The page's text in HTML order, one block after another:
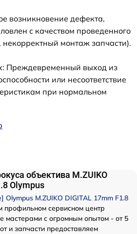
возникновение дефекта,
с качеством проведенного
монтаж запчасти).
Преждевременный выход из
или несоответствие
при нормальном
объектива M.ZUIKO
Olympus
Olympus M.ZUIKO DIGITAL 17mm F1.8
профильном сервисном центр
мастерами с огромным опытом - от 5
и запчасти предоставляем